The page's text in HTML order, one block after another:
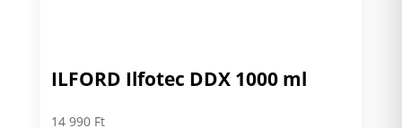
ILFORD Ilfotec DDX 1000 ml
14 990 Ft